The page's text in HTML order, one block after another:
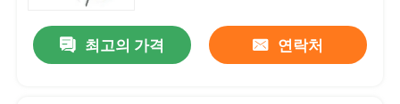
최고의 가격 연락처